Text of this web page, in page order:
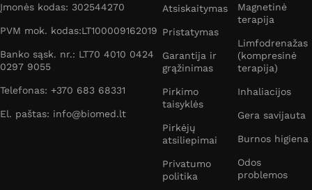
Įmonės kodas: 302544270
PVM mok. kodas:LT100009162019
Banko sąsk. nr.: LT70 4010 0424
0297 9055
Telefonas: +370 683 68331
El. paštas: info@biomed.lt
Atsiskaitymas
Pristatymas
Garantija ir
grąžinimas
Pirkimo
taisyklės
Pirkėjų
atsiliepimai
Privatumo
politika
Magnetinė
terapija
Limfodrenažas
(kompresinė
terapija)
Inhaliacijos
Gera savijauta
Burnos higiena
Odos
problemos